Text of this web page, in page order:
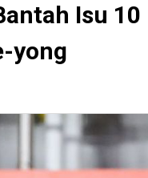
Isu 10
yong